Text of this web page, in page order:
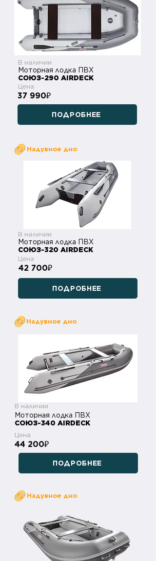
В наличии
Моторная лодка ПВХ
СОЮЗ-290 AIRDECK
Цена
37 990₽
ПОДРОБНЕЕ
Надувное дно
В наличии
Моторная лодка ПВХ
СОЮЗ-320 AIRDECK
Цена
42 700₽
ПОДРОБНЕЕ
Надувное дно
В наличии
Моторная лодка ПВХ
СОЮЗ-340 AIRDECK
Цена
44 200₽
ПОДРОБНЕЕ
Надувное дно